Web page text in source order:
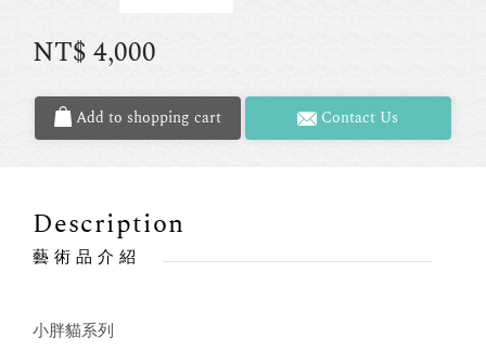
NT$4,000
Add to shopping cart Contact Us
Description
藝術品介紹
小胖貓系列